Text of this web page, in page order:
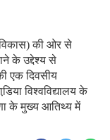
की ओर से
के उद्देश्य से
एक दिवसीय
विश्वविद्यालय के
के मुख्य आतिथ्य में